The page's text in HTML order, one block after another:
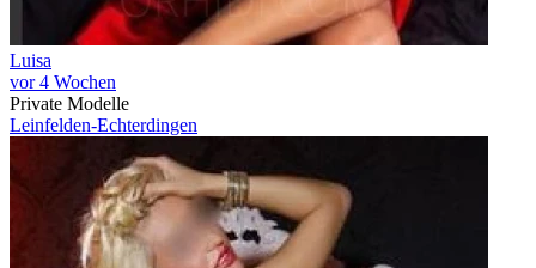
Luisa
vor 4 Wochen
Private Modelle
Leinfelden-Echterdingen